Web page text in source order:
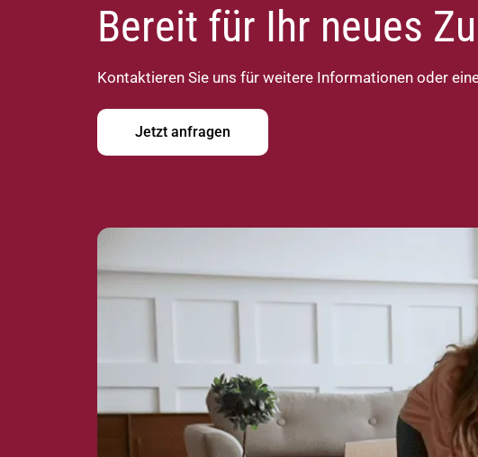
Bereit für Ihr neues
Kontaktieren Sie uns für weitere Informationen oder
Jetzt anfragen